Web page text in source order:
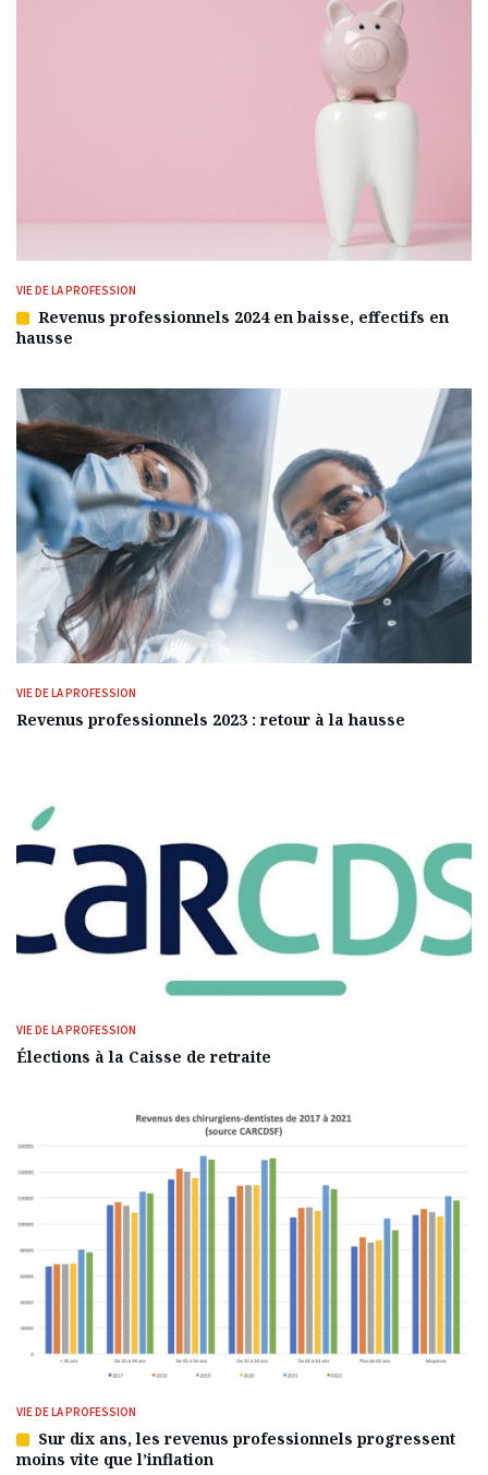
VIE DE LA PROFESSION
Article
réservé
nos
abonnés
Revenus professionnels 2024 en baisse, effectifs en
hausse
VIE DE LA PROFESSION
Revenus professionnels 2023 : retour à la hausse
VIE DE LA PROFESSION
Élections à la Caisse de retraite
VIE DE LA PROFESSION
Article
réservé
Sur dix ans, les revenus professionnels progressent
moins vite que l’inflation